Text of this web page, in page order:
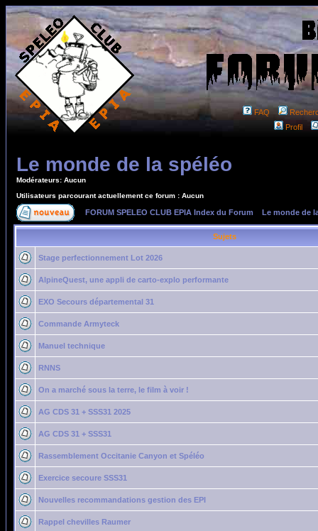
FAQ
Profil
Le monde de la spéléo
Modérateurs: Aucun
Utilisateurs parcourant actuellement ce forum : Aucun
FORUM SPELEO CLUB EPIA Index du Forum Le monde de
Sujets
Stage perfectionnement Lot 2026
AlpineQuest, une appli de carto-explo performante
EXO Secours départemental 31
Commande Armyteck
Manuel technique
RNNS
On a marché sous la terre, le film à voir !
AG CDS 31 + SSS31 2025
AG CDS 31 + SSS31
Rassemblement Occitanie Canyon et Spéléo
Exercice secoure SSS31
Nouvelles recommandations gestion des EPI
Rappel chevilles Raumer